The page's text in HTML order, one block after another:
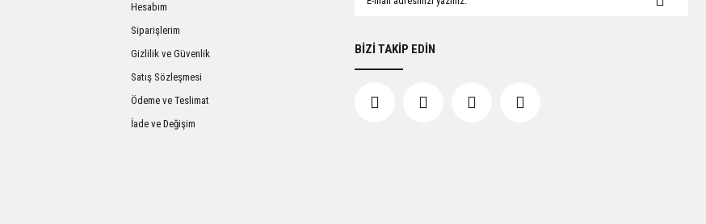
Hesabım
Siparişlerim
Gizlilik ve Güvenlik
Satış Sözleşmesi
Ödeme ve Teslimat
İade ve Değişim
BİZİ TAKİP EDİN